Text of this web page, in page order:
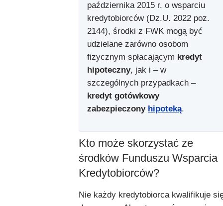
października 2015 r. o wsparciu
kredytobiorców (Dz.U. 2022 poz.
2144), środki z FWK mogą być
udzielane zarówno osobom
fizycznym spłacającym kredyt
hipoteczny, jak i – w
szczególnych przypadkach –
kredyt gotówkowy
zabezpieczony hipoteką.
Kto może skorzystać ze
środków Funduszu Wsparcia
Kredytobiorców?
Nie każdy kredytobiorca kwalifikuje